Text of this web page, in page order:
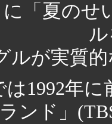
「夏の
ルが実質
は1992年
ンド」